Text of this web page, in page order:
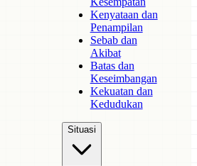
Kenyataan dan
Penampilan
Sebab dan
Akibat
Batas dan
Keseimbangan
Kekuatan dan
Kedudukan
Situasi